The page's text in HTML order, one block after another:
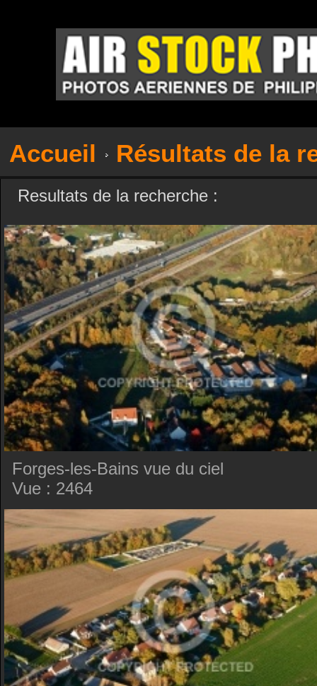
Accueil Résultats de la
Resultats de la recherche :
Forges-les-Bains vue du ciel
Vue : 2464